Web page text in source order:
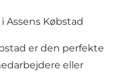
Assens Købstad
er den perfekte
eller